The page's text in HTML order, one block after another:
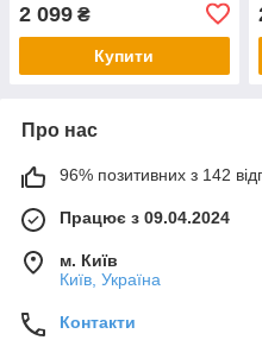
2 099 ₴
Купити
Про нас
96% позитивних з 142
Працює з 09.04.2024
м. Київ
Київ, Україна
Контакти